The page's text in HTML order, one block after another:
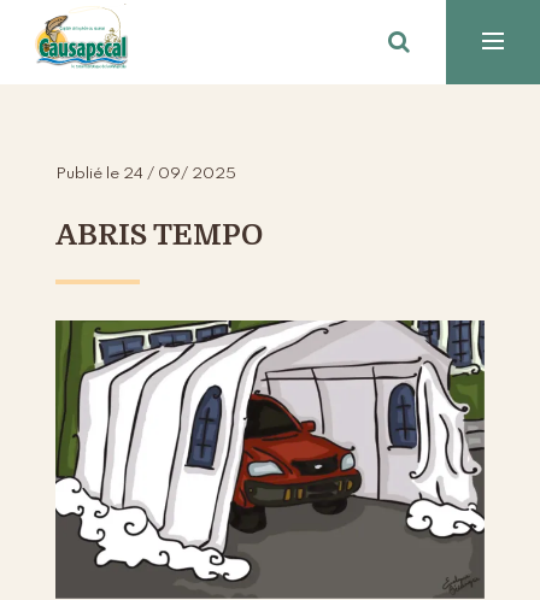
Publié le 24 / 09/ 2025
ABRIS TEMPO